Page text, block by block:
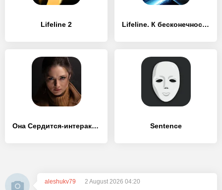
Lifeline 2 Lifeline. К бесконечности
Она Сердится-интерактив. кино Sentence
aleshukv79
2 August 2026 04:20